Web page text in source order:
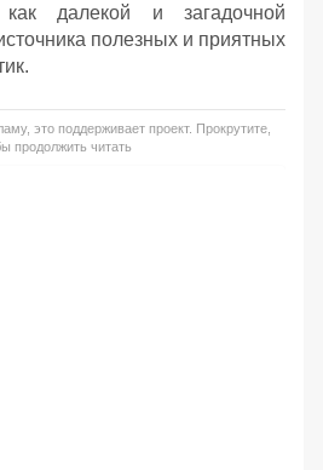
далекой и загадочной
полезных и приятных
это поддерживает проект. Прокрутите,
продолжить читать